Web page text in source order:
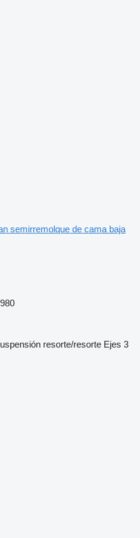
semirremolque de cama baja
resorte/resorte Ejes 3